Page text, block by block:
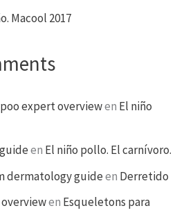
Macool 2017
expert overviewen El niño
en El niño pollo. El carnívoro.
dermatology guideen Derretido
en Esqueletons para